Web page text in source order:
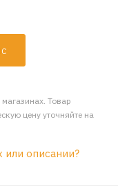
Товар
цену уточняйте на
или описании?